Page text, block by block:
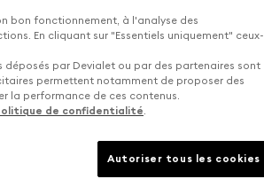
bon fonctionnement, à l'analyse des
En cliquant sur "Essentiels uniquement" ceux-
déposés par Devialet ou par des partenaires sont
permettent notamment de proposer des
la performance de ces contenus.
de confidentialité.
Autoriser tous les cookies